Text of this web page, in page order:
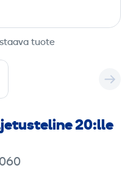
tuote
20:lle